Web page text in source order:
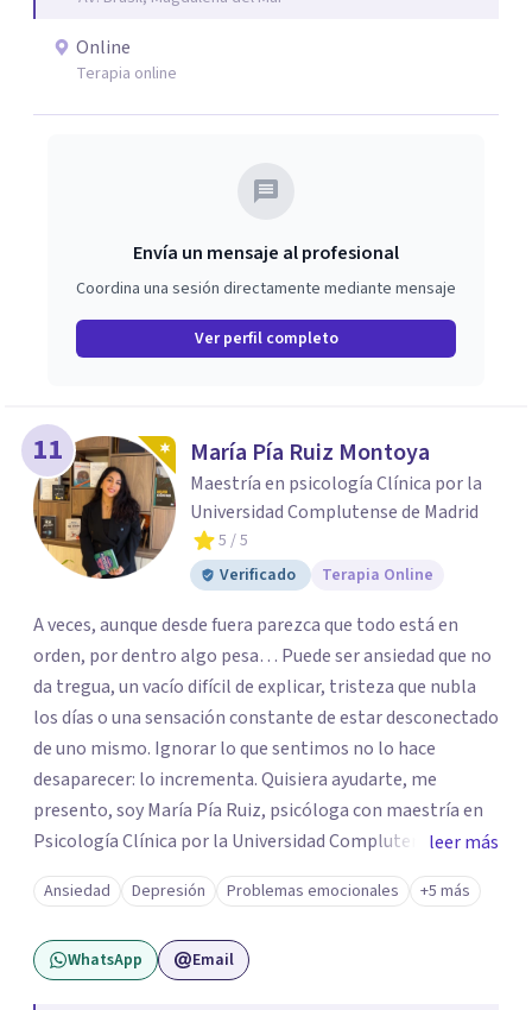
Online
Terapia online
Envía un mensaje al profesional
Coordina una sesión directamente mediante mensaje
Ver perfil completo
11 María Pía Ruiz Montoya
Maestría en psicología Clínica por la
Universidad Complutense de Madrid
5 / 5
Verificado
Terapia Online
A veces, aunque desde fuera parezca que todo está en
orden, por dentro algo pesa… Puede ser ansiedad que no
da tregua, un vacío difícil de explicar, tristeza que nubla
los días o una sensación constante de estar desconectado
de uno mismo. Ignorar lo que sentimos no lo hace
desaparecer: lo incrementa. Quisiera ayudarte, me
presento, soy María Pía Ruiz, psicóloga con maestría en
Psicología Clínica por la Universidad Complutense de
Madrid formación en Terapia de Aceptación y
Compromiso, mindfulness y psicología contextual.
Cuento con más de 5 años de experiencia atendiendo a
niños, adolescentes y adultos de forma presencial y
leer más
Ansiedad Depresión Problemas emocionales +5 más
WhatsApp Email